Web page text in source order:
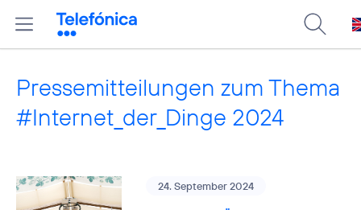
Pressemitteilungen zum Thema
#Internet_der_Dinge 2024
24. September 2024